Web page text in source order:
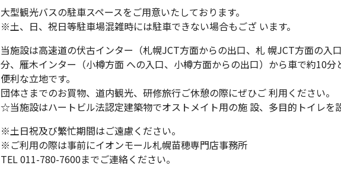
大型観光バスの駐車スペースをご用意いたしております。
※土、日、祝日等駐車場混雑時には駐車できない場合もござ います。
当施設は高速道の伏古インター（札幌JCT方面からの出口、札 幌JCT方面の入
分、雁木インター（小樽方面 への入口、小樽方面からの出口）から車で約10分
便利な立地です。
団体さまでのお買物、道内観光、研修旅行ご休憩の際にぜひご 利用ください。
☆当施設はハートビル法認定建築物でオストメイト用の施 設、多目的トイレを
※土日祝及び繁忙期間はご遠慮ください。
※ご利用の際は事前にイオンモール札幌苗穂専門店事務所
TEL 011-780-7600までご連絡ください。